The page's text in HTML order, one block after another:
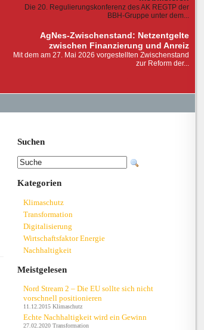
Die 20. Regulierungskonferenz des AK REGTP der
BBH-Gruppe unter dem...
AgNes-Zwischenstand: Netzentgelte
zwischen Finanzierung und Anreiz
Mit dem am 27. Mai 2026 vorgestellten Zwischenstand
zur Reform der...
Suchen
Kategorien
Klimaschutz
Transformation
Digitalisierung
Wirtschaftsfaktor Energie
Nachhaltigkeit
Meistgelesen
Nord Stream 2 – Die EU sollte sich nicht
vorschnell positionieren
11.12.2015 Klimaschutz
Echte Nachhaltigkeit wird ein Gewinn
27.02.2020 Transformation